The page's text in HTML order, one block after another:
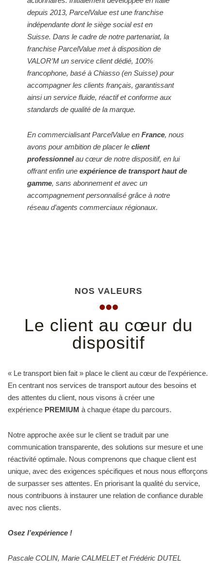
depuis 2013, ParcelValue est une franchise
indépendante dont le siège social est en
Suisse. Dans le cadre de notre partenariat, la
franchise ParcelValue met à disposition de
VALOR’M un service client dédié, 100%
francophone, basé à Chiasso (en Suisse) pour
accompagner les clients français, garantissant
ainsi un service fluide, réactif et conforme aux
standards de qualité de la marque.
En commercialisant ParcelValue en France, nous
avons pour ambition de placer le client
professionnelau cœur de notre dispositif, en lui
offrant enfin une expérience de transport haut de
gamme, sans abonnement et avec un
accompagnement personnalisé grâce à notre
réseau d’agents commerciaux régionaux.
NOS VALEURS
Le client au cœur du
dispositif
« Le transport bien fait » place le client au cœur de l’expérience.
En centrant nos services de transport autour des besoins et
des attentes du client, nous visons à créer une
expérience PREMIUM à chaque étape du parcours.
Notre approche axée sur le client se traduit par une
communication transparente, des solutions sur mesure et une
réactivité optimale. Nous comprenons que chaque client est
unique, avec des exigences spécifiques et nous nous efforçons
de surpasser ses attentes. En priorisant la qualité du service,
nous contribuons à instaurer une relation de confiance durable
avec nos clients.
Osez l’expérience !
Pascale COLIN, Marie CALMELET et Frédéric DUTEL